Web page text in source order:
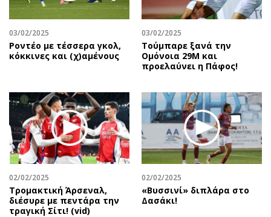
03/02/2025
Ροντέο με τέσσερα γκολ,
κόκκινες και (χ)αμένους
03/02/2025
Τούμπαρε ξανά την
Ομόνοια 29Μ και
προελαύνει η Πάφος!
02/02/2025
Τρομακτική Άρσεναλ,
διέσυρε με πεντάρα την
τραγική Σίτι! (vid)
02/02/2025
«Βυσσινί» διπλάρα στο
Δασάκι!